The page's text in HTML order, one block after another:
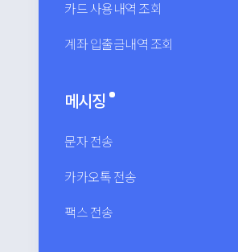
카드 사용내역 조회
계좌 입출금내역 조회
메시징
문자 전송
카카오톡 전송
팩스 전송